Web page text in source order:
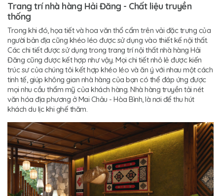
Trang trí nhà hàng Hải Đăng - Chất liệu truyền
thống
Trong khi đó, họa tiết và hoa văn thổ cẩm trên vải đặc trưng của
người bản địa cũng khéo léo được sử dụng vào thiết kế nội thất.
Các chi tiết được sử dụng trong trang trí nội thất nhà hàng Hải
Đăng cũng được kết hợp như vậy. Mọi chi tiết nhỏ lẻ được kiến
trúc sư của chúng tôi kết hợp khéo léo và ăn ý với nhau một cách
tinh tế, giúp không gian nhà hàng của bạn có thể đáp ứng được
mọi nhu cầu thẩm mỹ của khách hàng. Nhà hàng truyền tải nét
văn hóa địa phương ở Mai Châu - Hòa Bình, là nơi để thu hút
khách du lịc khi ghế thăm.